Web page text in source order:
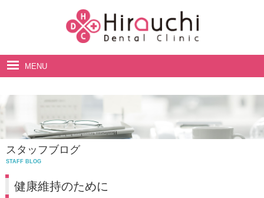
MENU
院長・スタッフ紹介
診療案内
アクセス・診療時間
スタッフブログ
STAFF BLOG
健康維持のために